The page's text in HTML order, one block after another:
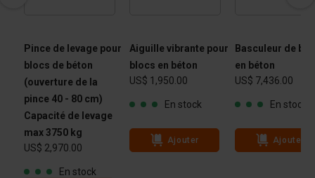
Pince de levage pour
blocs de béton
(ouverture de la
pince 40 - 80 cm)
Capacité de levage
max 3750 kg
US$ 2,970.00
En stock
Aiguille vibrante pour
blocs en béton
US$ 1,950.00
En stock
Ajouter
Basculeur de
en béton
US$ 7,436.00
En stock
Ajouter